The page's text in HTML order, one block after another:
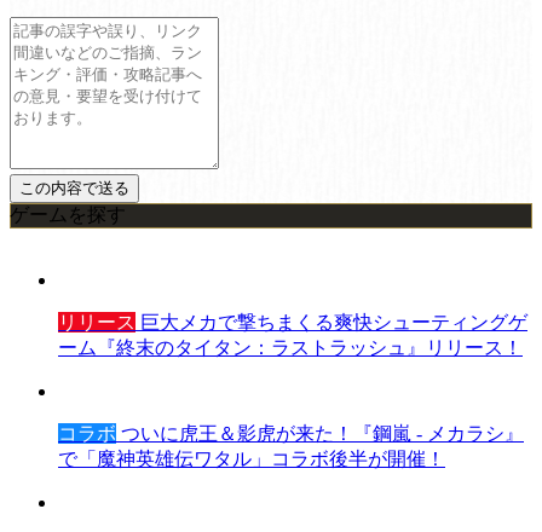
ゲームを探す
リリース 巨大メカで撃ちまくる爽快シューティングゲ
ーム『終末のタイタン：ラストラッシュ』リリース！
コラボ ついに虎王＆影虎が来た！『鋼嵐 - メカラシ』
で「魔神英雄伝ワタル」コラボ後半が開催！